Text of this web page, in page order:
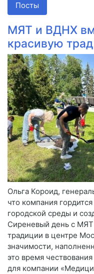
Посты
МЯТ и ВДНХ
красивую
Ольга Короид,
что компания
городской среды и
Сиреневый день с
традиции в центре
значимости,
это время
для компании